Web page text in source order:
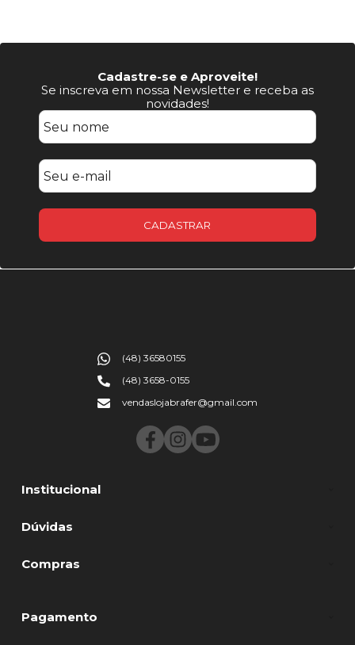
Cadastre-se e Aproveite!
Se inscreva em nossa Newsletter e receba as
novidades!
CADASTRAR
Institucional
Dúvidas
Compras
(48) 36580155
(48) 3658-0155
vendaslojabrafer@gmail.com
Pagamento